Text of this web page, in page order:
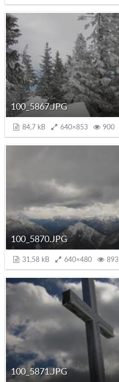
100_5867.JPG
84,7 kB 640×853 900
100_5870.JPG
31,58 kB 640×480 893
100_5871.JPG